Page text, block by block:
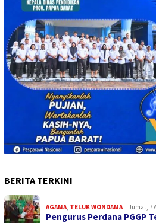
BERITA TERKINI
AGAMA, TELUK WONDAMA Jumat, 7
Pengurus Perdana PGGP